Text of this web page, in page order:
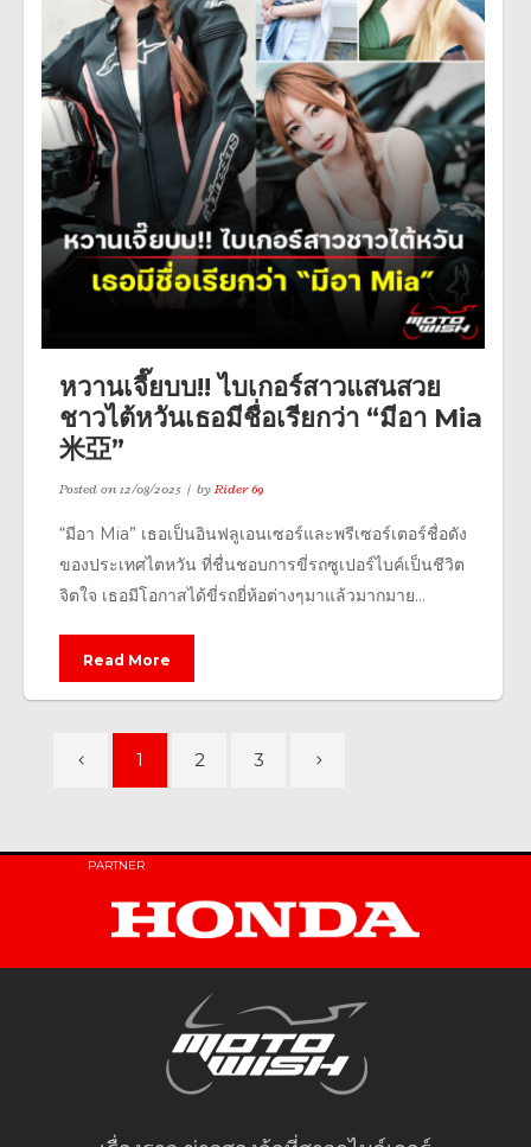
หวานเจี๊ยบบ!! ไบเกอร์สาวแสนสวย
ชาวไต้หวันเธอมีชื่อเรียกว่า “มีอา Mia
米亞”
Posted on12/08/2025 byRider 69
“มีอา Mia” เธอเป็นอินฟลูเอนเซอร์และพรีเซอร์เตอร์ชื่อดัง
ของประเทศไตหวัน ที่ชื่นชอบการขี่รถซูเปอร์ไบค์เป็นชีวิต
จิตใจ เธอมีโอกาสได้ขี่รถยี่ห้อต่างๆมาแล้วมากมาย...
Read More
1 2 3
PARTNER